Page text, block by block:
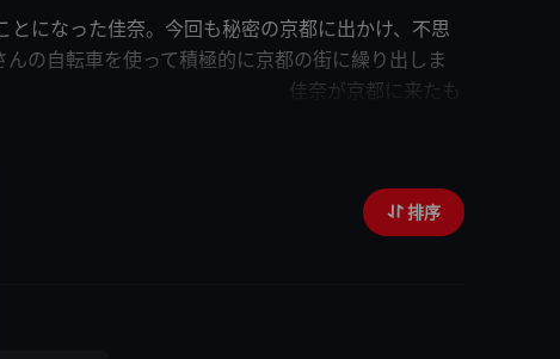
とになった佳奈。今回も秘密の京都に出かけ、不思
て積極的に京都の街に繰り出しま
を回ります。 佳奈が京都に来たも
た「寂しい」という気持ち。
やって来ました。 一人
活を垣間見たり。 近々、結婚する
。その気持ちをおじさんに相談する佳奈。
排序